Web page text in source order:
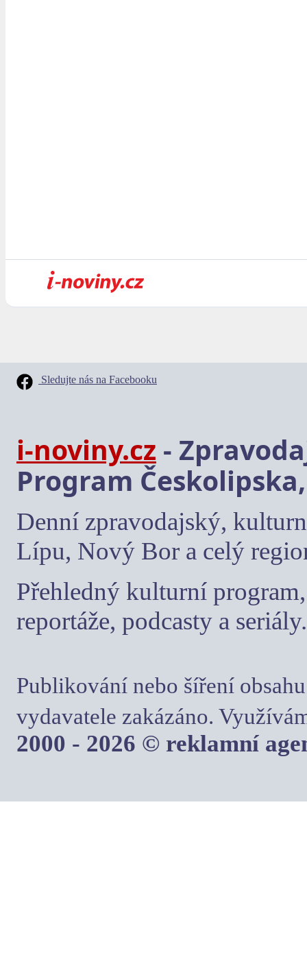
Sledujte nás na Facebooku
i-noviny.cz -
Program
Denní zpravodajský,
Lípu, Nový Bor a celý
Přehledný kulturní
reportáže, podcasty a seriály.
Publikování nebo šíření
vydavatele zakázáno.
2000 - 2026 © reklamní